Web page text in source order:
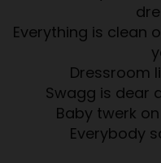
Everything is clean
Dressroom
Swagg is dear
Baby twerk
Everybody